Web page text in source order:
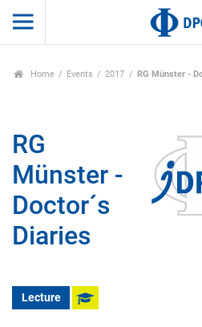
Home Events 2017 RG Münster -
RG
Münster -
Doctor´s
Diaries
Lecture